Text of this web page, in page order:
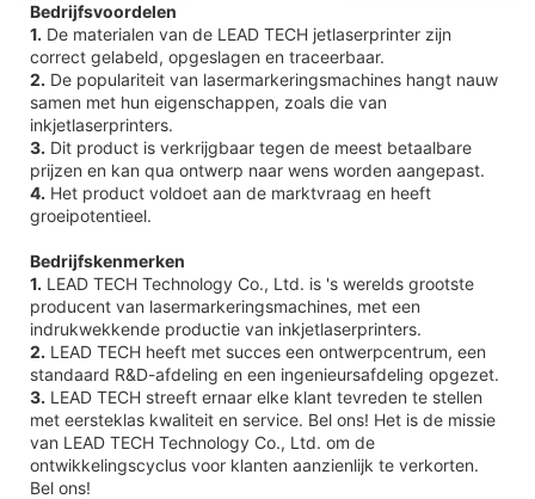
Bedrijfsvoordelen
1. De materialen van de LEAD TECH jetlaserprinter zijn
correct gelabeld, opgeslagen en traceerbaar.
2. De populariteit van lasermarkeringsmachines hangt nauw
samen met hun eigenschappen, zoals die van
inkjetlaserprinters.
3. Dit product is verkrijgbaar tegen de meest betaalbare
prijzen en kan qua ontwerp naar wens worden aangepast.
4. Het product voldoet aan de marktvraag en heeft
groeipotentieel.
Bedrijfskenmerken
1. LEAD TECH Technology Co., Ltd. is 's werelds grootste
producent van lasermarkeringsmachines, met een
indrukwekkende productie van inkjetlaserprinters.
2. LEAD TECH heeft met succes een ontwerpcentrum, een
standaard R&D-afdeling en een ingenieursafdeling opgezet.
3. LEAD TECH streeft ernaar elke klant tevreden te stellen
met eersteklas kwaliteit en service. Bel ons! Het is de missie
van LEAD TECH Technology Co., Ltd. om de
ontwikkelingscyclus voor klanten aanzienlijk te verkorten.
Bel ons!